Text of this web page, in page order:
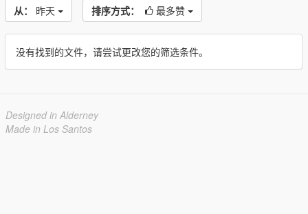
从： 昨天 排序方式： 最多赞
没有找到的文件，请尝试更改您的筛选条件。
Designed in Alderney
Made in Los Santos